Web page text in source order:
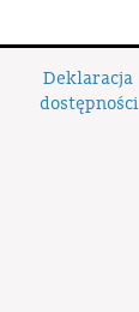
Deklaracja
dostępności